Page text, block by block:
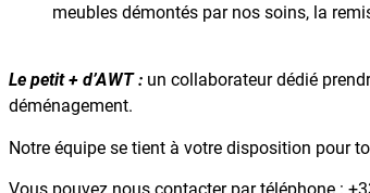
meubles démontés par nos soins, la
Le petit + d’AWT :un collaborateur dédié
déménagement.
Notre équipe se tient à votre disposition pour